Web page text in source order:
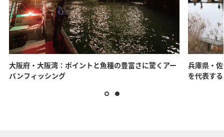
大阪府・大阪湾：ポイントと魚種の豊富さに驚くアー
バンフィッシング
兵庫県・
を代表す